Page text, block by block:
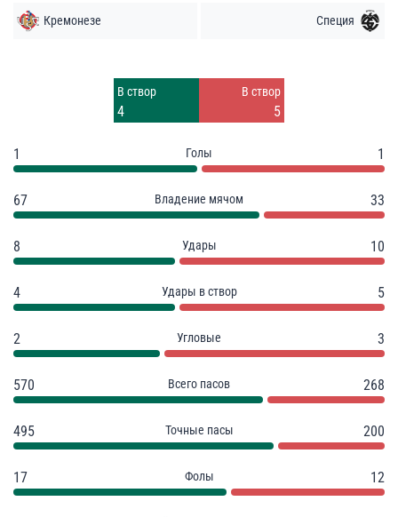
Кремонезе Специя
В створ
4
В створ
5
1 Голы 1
67 Владение мячом 33
8 Удары 10
4 Удары в створ 5
2 Угловые 3
570 Всего пасов 268
495 Точные пасы 200
17 Фолы 12